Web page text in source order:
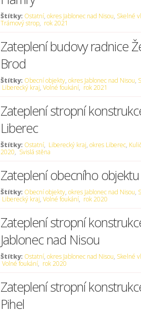
Štítky: Ostatní, okres Jablonec nad Nisou, Skelné
Trámový strop, rok 2021
Zateplení budovy radnice
Brod
Štítky: Obecní objekty, okres Jablonec nad Nisou,
Liberecký kraj, Volné foukání, rok 2021
Zateplení stropní
Liberec
Štítky: Ostatní, Liberecký kraj, okres Liberec,
2020, Svislá stěna
Zateplení obecního
Štítky: Obecní objekty, okres Jablonec nad Nisou,
Liberecký kraj, Volné foukání, rok 2020
Zateplení stropní
Jablonec nad Nisou
Štítky: Ostatní, okres Jablonec nad Nisou, Skelné
Volné foukání, rok 2020
Zateplení stropní
Pihel